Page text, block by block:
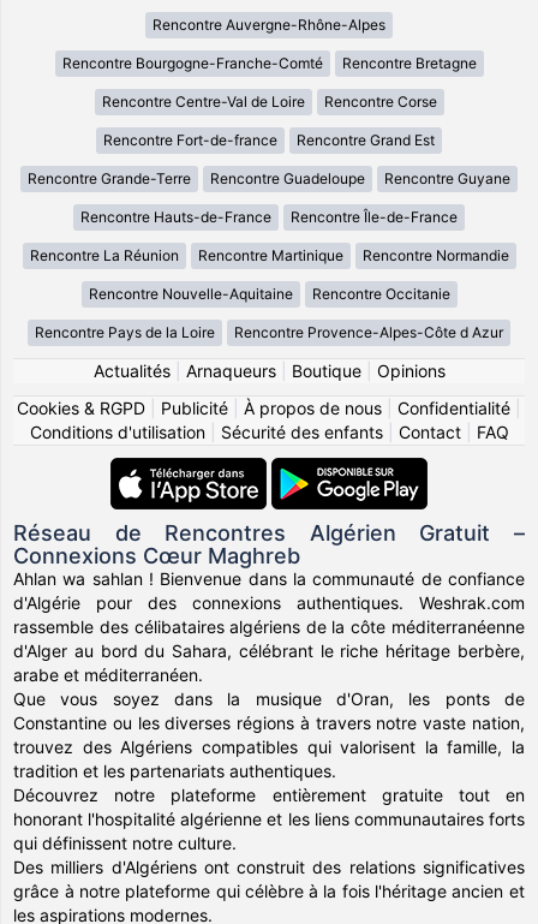
Rencontre Auvergne-Rhône-Alpes
Rencontre Bourgogne-Franche-Comté Rencontre Bretagne
Rencontre Centre-Val de Loire Rencontre Corse
Rencontre Fort-de-france Rencontre Grand Est
Rencontre Grande-Terre Rencontre Guadeloupe Rencontre Guyane
Rencontre Hauts-de-France Rencontre Île-de-France
Rencontre La Réunion Rencontre Martinique Rencontre Normandie
Rencontre Nouvelle-Aquitaine Rencontre Occitanie
Rencontre Pays de la Loire Rencontre Provence-Alpes-Côte d Azur
Actualités| Arnaqueurs| Boutique| Opinions
Cookies & RGPD
Publicité À propos de nous Confidentialité
Conditions d'utilisation| Sécurité des enfants| Contact| FAQ
Réseau de Rencontres Algérien Gratuit –
Connexions Cœur Maghreb
Ahlan wa sahlan ! Bienvenue dans la communauté de confiance
d'Algérie pour des connexions authentiques. Weshrak.com
rassemble des célibataires algériens de la côte méditerranéenne
d'Alger au bord du Sahara, célébrant le riche héritage berbère,
arabe et méditerranéen.
Que vous soyez dans la musique d'Oran, les ponts de
Constantine ou les diverses régions à travers notre vaste nation,
trouvez des Algériens compatibles qui valorisent la famille, la
tradition et les partenariats authentiques.
Découvrez notre plateforme entièrement gratuite tout en
honorant l'hospitalité algérienne et les liens communautaires forts
qui définissent notre culture.
Des milliers d'Algériens ont construit des relations significatives
grâce à notre plateforme qui célèbre à la fois l'héritage ancien et
les aspirations modernes.